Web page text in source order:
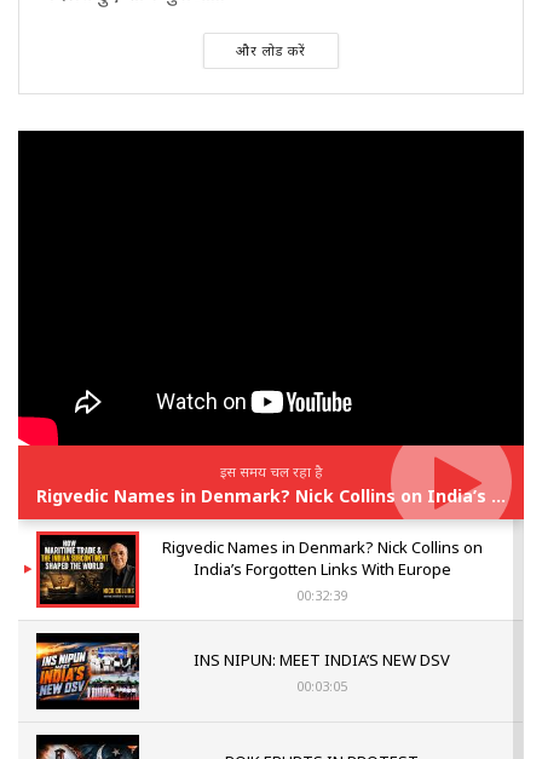
और लोड करें
इस समय चल रहा है
Rigvedic Names in Denmark? Nick Collins on India’s Forgotten Links With Europe
Rigvedic Names in Denmark? Nick Collins on
India’s Forgotten Links With Europe
00:32:39
INS NIPUN: MEET INDIA’S NEW DSV
00:03:05